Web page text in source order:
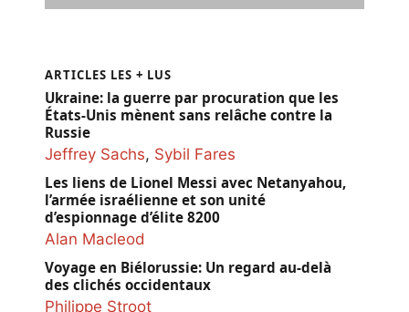
ARTICLES LES + LUS
Ukraine: la guerre par procuration que les
États-Unis mènent sans relâche contre la
Russie
Jeffrey Sachs, Sybil Fares
Les liens de Lionel Messi avec Netanyahou,
l’armée israélienne et son unité
d’espionnage d’élite 8200
Alan Macleod
Voyage en Biélorussie: Un regard au-delà
des clichés occidentaux
Philippe Stroot